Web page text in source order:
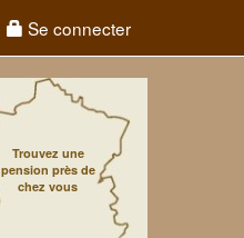
Se connecter
Trouvez une
pension près de
chez vous